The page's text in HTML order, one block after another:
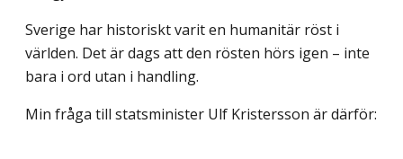
Sverige har historiskt varit en humanitär röst i
världen. Det är dags att den rösten hörs igen – inte
bara i ord utan i handling.
Min fråga till statsminister Ulf Kristersson är därför: